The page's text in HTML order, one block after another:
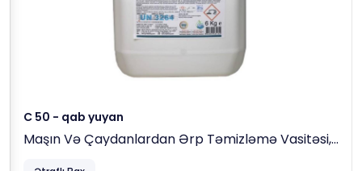
C 50 - qab yuyan
Maşın Və Çaydanlardan Ərp Təmizləmə Vasitəsi,